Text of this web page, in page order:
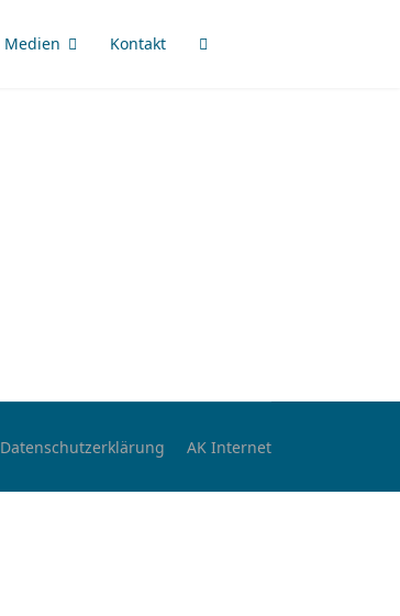
Medien Kontakt
Datenschutzerklärung AK Internet